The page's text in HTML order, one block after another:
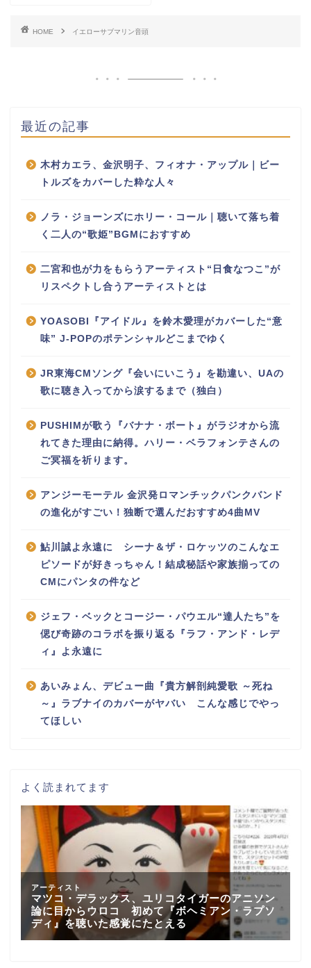
HOME イエローサブマリン音頭
最近の記事
木村カエラ、金沢明子、フィオナ・アップル｜ビー
トルズをカバーした粋な人々
ノラ・ジョーンズにホリー・コール｜聴いて落ち着
く二人の“歌姫”BGMにおすすめ
二宮和也が力をもらうアーティスト“日食なつこ”が
リスペクトし合うアーティストとは
YOASOBI『アイドル』を鈴木愛理がカバーした“意
味” J-POPのポテンシャルどこまでゆく
JR東海CMソング『会いにいこう』を勘違い、UAの
歌に聴き入ってから涙するまで（独白）
PUSHIMが歌う『バナナ・ボート』がラジオから流
れてきた理由に納得。ハリー・ベラフォンテさんの
ご冥福を祈ります。
アンジーモーテル 金沢発ロマンチックパンクバンド
の進化がすごい！独断で選んだおすすめ4曲MV
鮎川誠よ永遠に シーナ＆ザ・ロケッツのこんなエ
ピソードが好きっちゃん！結成秘話や家族揃っての
CMにパンタの件など
ジェフ・ベックとコージー・パウエル“達人たち”を
偲び奇跡のコラボを振り返る『ラフ・アンド・レデ
ィ』よ永遠に
あいみょん、デビュー曲『貴方解剖純愛歌 ～死ね
～』ラブナイのカバーがヤバい こんな感じでやっ
てほしい
よく読まれてます